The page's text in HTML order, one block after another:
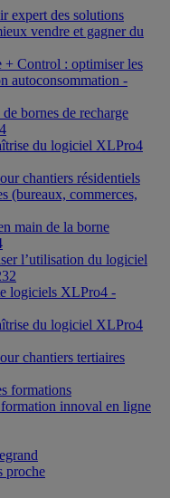
expert des solutions
vendre et gagner du
Control : optimiser les
autoconsommation -
bornes de recharge
du logiciel XLPro4
chantiers résidentiels
(bureaux, commerces,
main de la borne
l’utilisation du logiciel
logiciels XLPro4 -
du logiciel XLPro4
chantiers tertiaires
formations
innoval en ligne
proche